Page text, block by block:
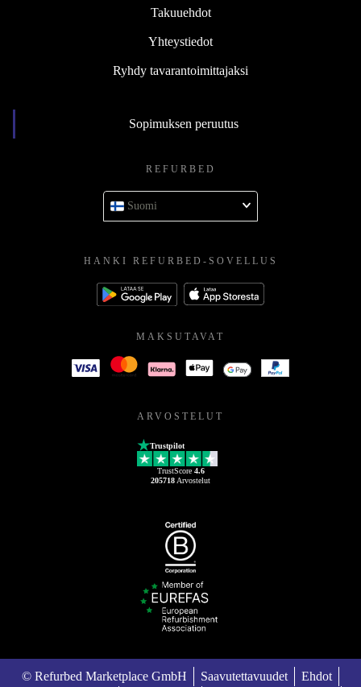
Takuuehdot
Yhteystiedot
Ryhdy tavarantoimittajaksi
Sopimuksen peruutus
REFURBED
Suomi
HANKI REFURBED-SOVELLUS
MAKSUTAVAT
ARVOSTELUT
Trustpilot
TrustScore 4.6
205718 Arvostelut
© Refurbed Marketplace GmbH Saavutettavuudet Ehdot